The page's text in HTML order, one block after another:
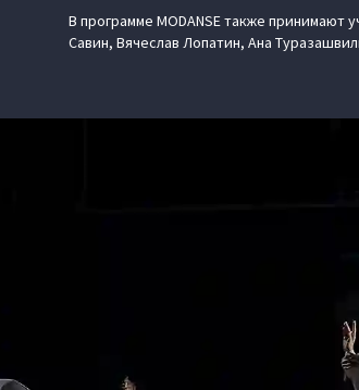
В программе MODANSE также
Савин, Вячеслав Лопатин, Ана